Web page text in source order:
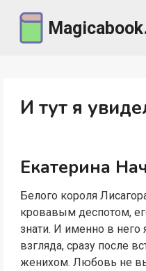
содержимому
И тут я
Екатерина
Белого короля
кровавым деспотом,
знати. И именно в него
взгляда, сразу после
женихом. Любовь не